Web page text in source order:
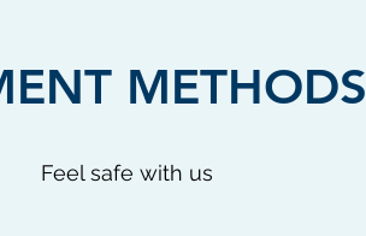
METHODS
Feel safe with us